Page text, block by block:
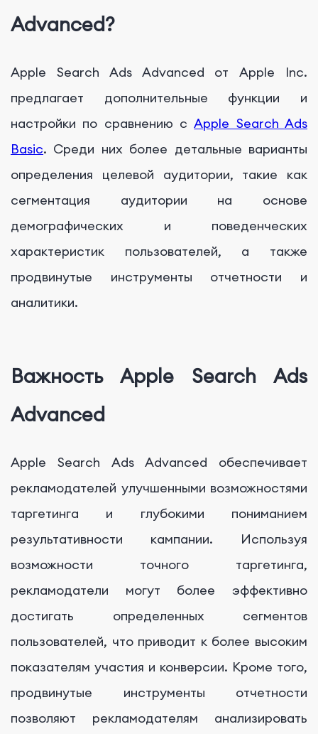
Advanced?
Apple Search Ads Advanced от Apple Inc.
предлагает дополнительные функции и
настройки по сравнению сApple Search Ads
Basic. Среди них более детальные варианты
определения целевой аудитории, такие как
сегментация аудитории на основе
демографических и поведенческих
характеристик пользователей, а также
продвинутые инструменты отчетности и
аналитики.
Важность Apple Search Ads
Advanced
Apple Search Ads Advanced обеспечивает
рекламодателей улучшенными возможностями
таргетинга и глубокими пониманием
результативности кампании. Используя
возможности точного таргетинга,
рекламодатели могут более эффективно
достигать определенных сегментов
пользователей, что приводит к более высоким
показателям участия и конверсии. Кроме того,
продвинутые инструменты отчетности
позволяют рекламодателям анализировать